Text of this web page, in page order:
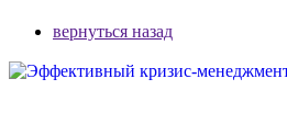
вернуться назад